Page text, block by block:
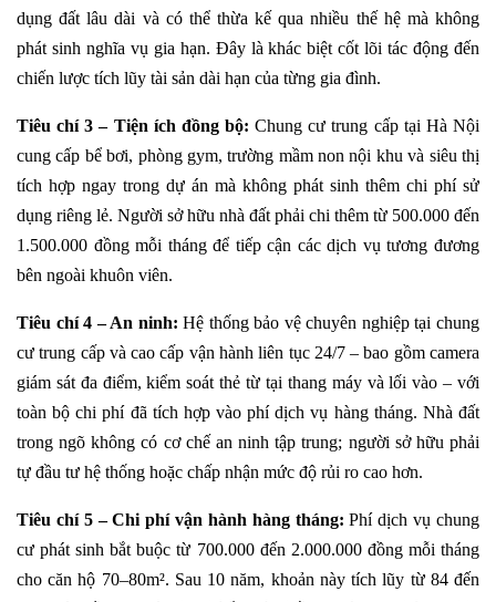
dụng đất lâu dài và có thể thừa kế qua nhiều thế hệ mà không
phát sinh nghĩa vụ gia hạn. Đây là khác biệt cốt lõi tác động đến
chiến lược tích lũy tài sản dài hạn của từng gia đình.
Tiêu chí 3 – Tiện ích đồng bộ: Chung cư trung cấp tại Hà Nội
cung cấp bể bơi, phòng gym, trường mầm non nội khu và siêu thị
tích hợp ngay trong dự án mà không phát sinh thêm chi phí sử
dụng riêng lẻ. Người sở hữu nhà đất phải chi thêm từ 500.000 đến
1.500.000 đồng mỗi tháng để tiếp cận các dịch vụ tương đương
bên ngoài khuôn viên.
Tiêu chí 4 – An ninh: Hệ thống bảo vệ chuyên nghiệp tại chung
cư trung cấp và cao cấp vận hành liên tục 24/7 – bao gồm camera
giám sát đa điểm, kiểm soát thẻ từ tại thang máy và lối vào – với
toàn bộ chi phí đã tích hợp vào phí dịch vụ hàng tháng. Nhà đất
trong ngõ không có cơ chế an ninh tập trung; người sở hữu phải
tự đầu tư hệ thống hoặc chấp nhận mức độ rủi ro cao hơn.
Tiêu chí 5 – Chi phí vận hành hàng tháng: Phí dịch vụ chung
cư phát sinh bắt buộc từ 700.000 đến 2.000.000 đồng mỗi tháng
cho căn hộ 70–80m². Sau 10 năm, khoản này tích lũy từ 84 đến